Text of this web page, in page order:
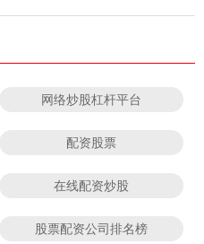
网络炒股杠杆平台
配资股票
在线配资炒股
股票配资公司排名榜